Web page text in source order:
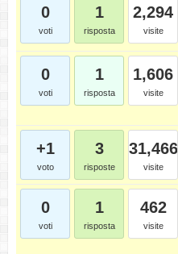
0
voti
1
risposta
2,294
visite
0
voti
1
risposta
1,606
visite
+1
voto
3
risposte
31,466
visite
0
voti
1
risposta
462
visite